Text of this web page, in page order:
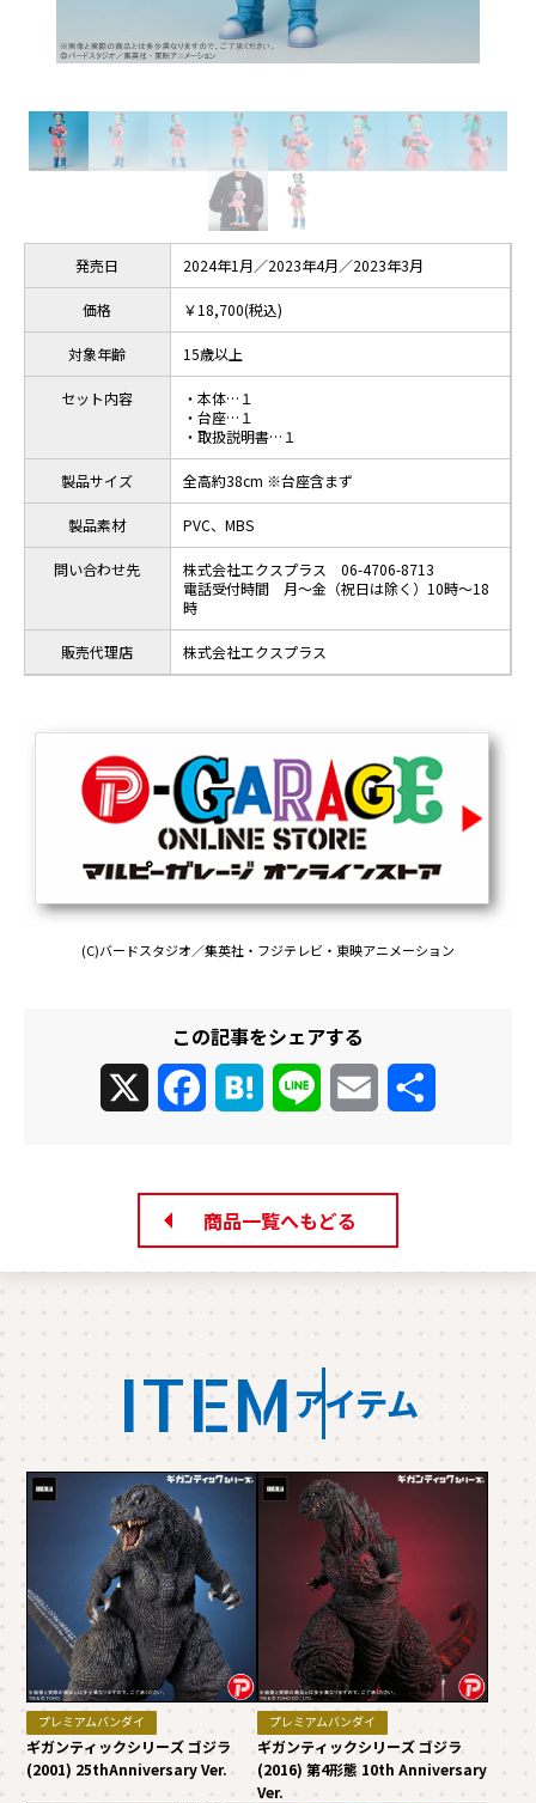
発売日 2024年1月／2023年4月／2023年3月
価格 ￥18,700(税込)
対象年齢 15歳以上
セット内容
・本体…１
・台座…１
・取扱説明書…１
製品サイズ 全高約38cm ※台座含まず
製品素材 PVC、MBS
問い合わせ先
株式会社エクスプラス 06-4706-8713
電話受付時間 月～金（祝日は除く）10時～18
時
販売代理店 株式会社エクスプラス
(C)バードスタジオ／集英社・フジテレビ・東映アニメーション
この記事をシェアする
FacebookHatena Line Email
商品一覧へもどる
ITEM アイテム
プレミアムバンダイ
ギガンティックシリーズ ゴジラ
(2001) 25thAnniversary Ver.
プレミアムバンダイ
ギガンティックシリーズ ゴジラ
(2016) 第4形態 10th Anniversary
Ver.